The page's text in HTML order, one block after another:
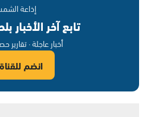
إذاعة
تابع آخر
أخبار عاجلة · تقارير
انضم